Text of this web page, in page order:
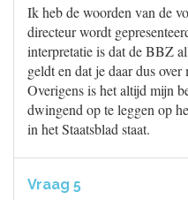
Ik heb de woorden van de
directeur wordt
interpretatie is dat de BBZ
geldt en dat je daar dus over
Overigens is het altijd mijn
dwingend op te leggen op
in het Staatsblad staat.
Vraag 5